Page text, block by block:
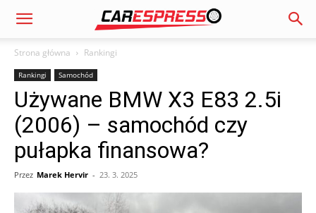
Strona główna Rankingi
Rankingi Samochód
Używane BMW X3 E83 2.5i
(2006) – samochód czy
pułapka finansowa?
Przez Marek Hervir - 23. 3. 2025